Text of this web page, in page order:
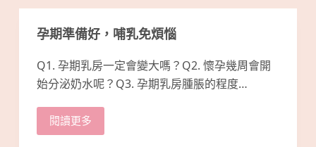
孕期準備好，哺乳免煩惱
Q1. 孕期乳房一定會變大嗎？Q2. 懷孕幾周會開
始分泌奶水呢？Q3. 孕期乳房腫脹的程度…
閱讀更多